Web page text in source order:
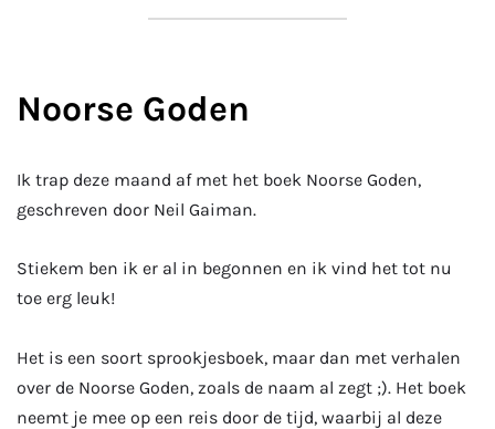
Noorse Goden
Ik trap deze maand af met het boek Noorse Goden,
geschreven door Neil Gaiman.
Stiekem ben ik er al in begonnen en ik vind het tot nu
toe erg leuk!
Het is een soort sprookjesboek, maar dan met verhalen
over de Noorse Goden, zoals de naam al zegt ;). Het boek
neemt je mee op een reis door de tijd, waarbij al deze